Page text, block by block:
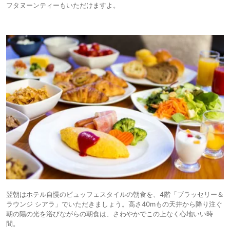
フタヌーンティーもいただけますよ。
翌朝はホテル自慢のビュッフェスタイルの朝食を、4階「ブラッセリー＆
ラウンジ シアラ」でいただきましょう。高さ40mもの天井から降り注ぐ
朝の陽の光を浴びながらの朝食は、さわやかでこの上なく心地いい時
間。